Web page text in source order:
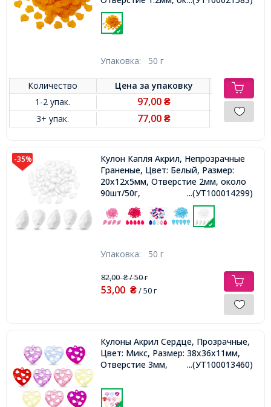
Упаковка: 50 г
Количество Цена заупаковку
1-2 упак.
97,00₴
3+ упак. 77,00₴
-35%
Кулон Капля Акрил, Непрозрачные
Граненые, Цвет: Белый, Размер:
20х12х5мм, Отверстие 2мм, около
90шт/50г,
...(УТ100014299)
Упаковка: 50 г
82,00₴/ 50 г
53,00 ₴/ 50 г
Кулоны Акрил Сердце, Прозрачные,
Цвет: Микс, Размер: 38х36х11мм,
Отверстие 3мм,
...(УТ100013460)